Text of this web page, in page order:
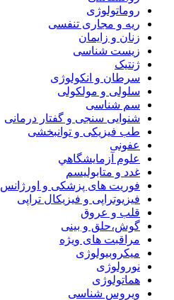
روماتولوژی
ریه و مجاری تنفسی
زنان و زایمان
زیست شناسی
ژنتیک
سرطان و انکولوژی
سلولی و مولکولی
سم شناسی
شنوایی سنجی و گفتار درمانی
طب فیزیکی و توانبخشی
عفونی
علوم آزمايشگاهي
غدد و متابولیسم
فوریت های پزشکی و اورژانس
فیزیوتراپی و فیزیکال تراپی
قلب و عروق
گوش،حلق و بینی
مراقبت های ویژه
میکروبیولوژی
نورولوژی
هماتولوژی
ویروس شناسی